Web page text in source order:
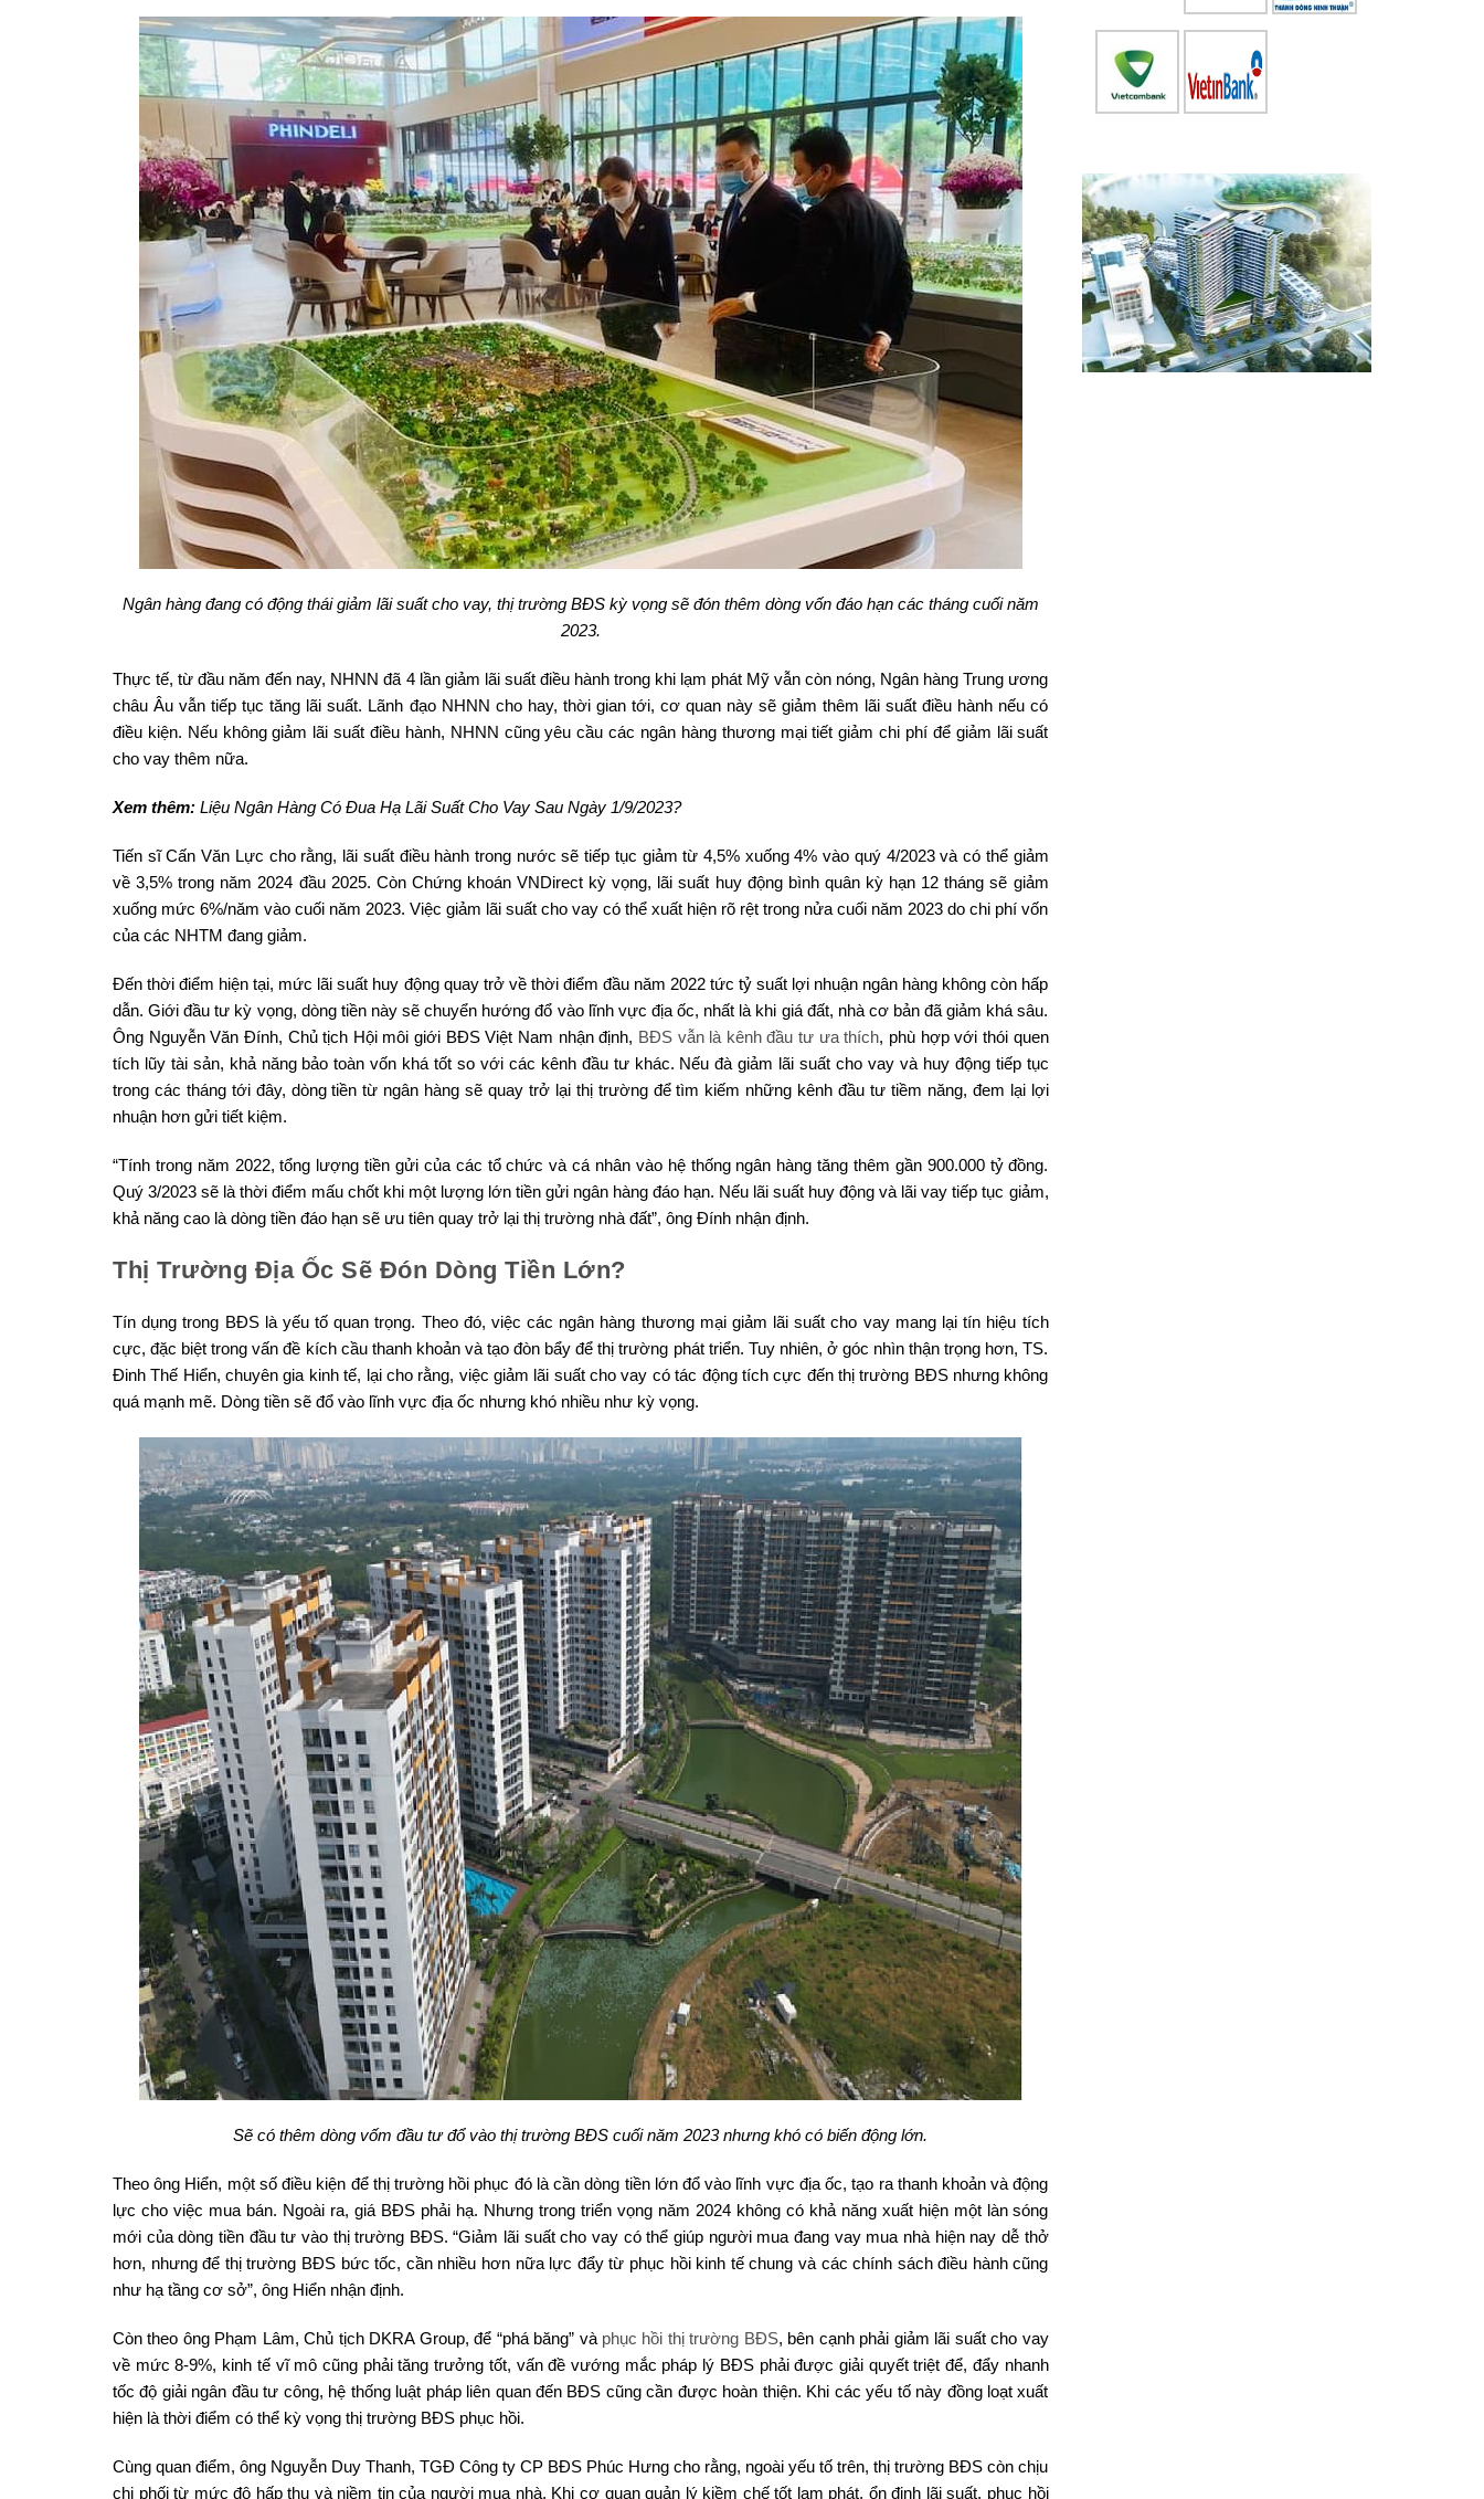
Ngân hàng đang có động thái giảm lãi suất cho vay, thị trường BĐS kỳ vọng sẽ đón thêm dòng vốn đáo hạn các tháng cuối năm
2023.
Thực tế, từ đầu năm đến nay, NHNN đã 4 lần giảm lãi suất điều hành trong khi lạm phát Mỹ vẫn còn nóng, Ngân hàng Trung ương
châu Âu vẫn tiếp tục tăng lãi suất. Lãnh đạo NHNN cho hay, thời gian tới, cơ quan này sẽ giảm thêm lãi suất điều hành nếu có
điều kiện. Nếu không giảm lãi suất điều hành, NHNN cũng yêu cầu các ngân hàng thương mại tiết giảm chi phí để giảm lãi suất
cho vay thêm nữa.
Xem thêm: Liệu Ngân Hàng Có Đua Hạ Lãi Suất Cho Vay Sau Ngày 1/9/2023?
Tiến sĩ Cấn Văn Lực cho rằng, lãi suất điều hành trong nước sẽ tiếp tục giảm từ 4,5% xuống 4% vào quý 4/2023 và có thể giảm
về 3,5% trong năm 2024 đầu 2025. Còn Chứng khoán VNDirect kỳ vọng, lãi suất huy động bình quân kỳ hạn 12 tháng sẽ giảm
xuống mức 6%/năm vào cuối năm 2023. Việc giảm lãi suất cho vay có thể xuất hiện rõ rệt trong nửa cuối năm 2023 do chi phí vốn
của các NHTM đang giảm.
Đến thời điểm hiện tại, mức lãi suất huy động quay trở về thời điểm đầu năm 2022 tức tỷ suất lợi nhuận ngân hàng không còn hấp
dẫn. Giới đầu tư kỳ vọng, dòng tiền này sẽ chuyển hướng đổ vào lĩnh vực địa ốc, nhất là khi giá đất, nhà cơ bản đã giảm khá sâu.
Ông Nguyễn Văn Đính, Chủ tịch Hội môi giới BĐS Việt Nam nhận định, BĐS vẫn là kênh đầu tư ưa thích, phù hợp với thói quen
tích lũy tài sản, khả năng bảo toàn vốn khá tốt so với các kênh đầu tư khác. Nếu đà giảm lãi suất cho vay và huy động tiếp tục
trong các tháng tới đây, dòng tiền từ ngân hàng sẽ quay trở lại thị trường để tìm kiếm những kênh đầu tư tiềm năng, đem lại lợi
nhuận hơn gửi tiết kiệm.
“Tính trong năm 2022, tổng lượng tiền gửi của các tổ chức và cá nhân vào hệ thống ngân hàng tăng thêm gần 900.000 tỷ đồng.
Quý 3/2023 sẽ là thời điểm mấu chốt khi một lượng lớn tiền gửi ngân hàng đáo hạn. Nếu lãi suất huy động và lãi vay tiếp tục giảm,
khả năng cao là dòng tiền đáo hạn sẽ ưu tiên quay trở lại thị trường nhà đất”, ông Đính nhận định.
Thị Trường Địa Ốc Sẽ Đón Dòng Tiền Lớn?
Tín dụng trong BĐS là yếu tố quan trọng. Theo đó, việc các ngân hàng thương mại giảm lãi suất cho vay mang lại tín hiệu tích
cực, đặc biệt trong vấn đề kích cầu thanh khoản và tạo đòn bẩy để thị trường phát triển. Tuy nhiên, ở góc nhìn thận trọng hơn, TS.
Đinh Thế Hiển, chuyên gia kinh tế, lại cho rằng, việc giảm lãi suất cho vay có tác động tích cực đến thị trường BĐS nhưng không
quá mạnh mẽ. Dòng tiền sẽ đổ vào lĩnh vực địa ốc nhưng khó nhiều như kỳ vọng.
Sẽ có thêm dòng vốm đầu tư đổ vào thị trường BĐS cuối năm 2023 nhưng khó có biến động lớn.
Theo ông Hiển, một số điều kiện để thị trường hồi phục đó là cần dòng tiền lớn đổ vào lĩnh vực địa ốc, tạo ra thanh khoản và động
lực cho việc mua bán. Ngoài ra, giá BĐS phải hạ. Nhưng trong triển vọng năm 2024 không có khả năng xuất hiện một làn sóng
mới của dòng tiền đầu tư vào thị trường BĐS. “Giảm lãi suất cho vay có thể giúp người mua đang vay mua nhà hiện nay dễ thở
hơn, nhưng để thị trường BĐS bức tốc, cần nhiều hơn nữa lực đẩy từ phục hồi kinh tế chung và các chính sách điều hành cũng
như hạ tầng cơ sở”, ông Hiển nhận định.
Còn theo ông Phạm Lâm, Chủ tịch DKRA Group, để “phá băng” và phục hồi thị trường BĐS, bên cạnh phải giảm lãi suất cho vay
về mức 8-9%, kinh tế vĩ mô cũng phải tăng trưởng tốt, vấn đề vướng mắc pháp lý BĐS phải được giải quyết triệt để, đẩy nhanh
tốc độ giải ngân đầu tư công, hệ thống luật pháp liên quan đến BĐS cũng cần được hoàn thiện. Khi các yếu tố này đồng loạt xuất
hiện là thời điểm có thể kỳ vọng thị trường BĐS phục hồi.
Cùng quan điểm, ông Nguyễn Duy Thanh, TGĐ Công ty CP BĐS Phúc Hưng cho rằng, ngoài yếu tố trên, thị trường BĐS còn chịu
chi phối từ mức độ hấp thụ và niềm tin của người mua nhà. Khi cơ quan quản lý kiềm chế tốt lạm phát, ổn định lãi suất, phục hồi